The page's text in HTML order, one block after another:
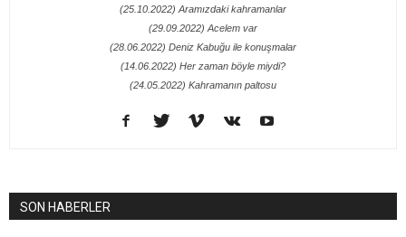
(25.10.2022) Aramızdaki kahramanlar
(29.09.2022) Acelem var
(28.06.2022) Deniz Kabuğu ile konuşmalar
(14.06.2022) Her zaman böyle miydi?
(24.05.2022) Kahramanın paltosu
SON HABERLER